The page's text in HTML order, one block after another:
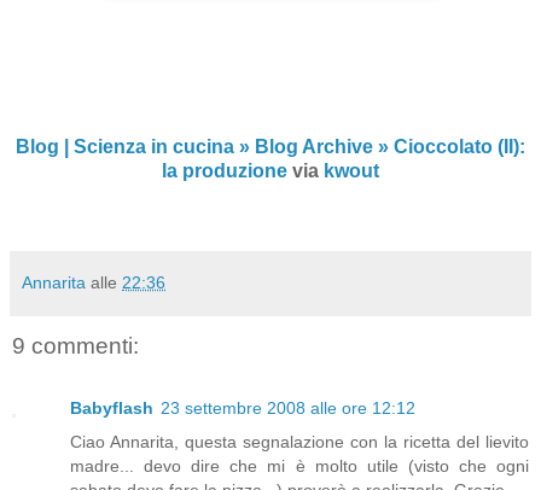
Blog | Scienza in cucina » Blog Archive » Cioccolato (II):
la produzione via kwout
Annarita alle 22:36
9 commenti:
Babyflash 23 settembre 2008 alle ore 12:12
Ciao Annarita, questa segnalazione con la ricetta del lievito
madre... devo dire che mi è molto utile (visto che ogni